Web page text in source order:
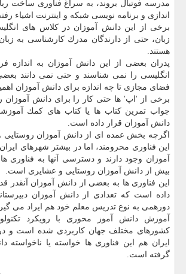
مدرسه فوتبال بروند، به سراغ فناوری ساخت
اندازی و برنامه نویسی شبكه و اینترنت اشیاء رفته
برخی از این دانش آموزان در كلاس های
زبان، حتی از دارندگان مدرك كارشناسی به
هستند.
پدران بعضی از این دانش آموزان به اندازه
انگلیسی را نمی شناسند و حتی نمی دانند
فضای مجازی تا چه اندازه برای دانش آموزان
برخی از 'اپ' ها حتی كار را برای دانش
جواب تمرین كتاب ها یا كتاب های كمك
دانش آموزان قرار داده است.
اگرچه بخش عمده ای از دانش آموزان روستایی
این فناوری محرومند، اما در بیشتر شهرهای
آموزان وجود دارند و دسترسی آنها به فناوری
بیش از دانش آموزان روستایی و عشایری است.
این فناوری ها به بعضی از دانش آموزان آنقدر
داده است كه تعدادی از دانش آموزان
دورهمی به نوع تدریس معلم خود هم ایراد می
آموزش دانش آموز محوری با رویكرد
كشورهای مختلف جهان كاربردی شده است و
ایران هم این فناوری ها خواسته یا ناخواسته
گرفته است.